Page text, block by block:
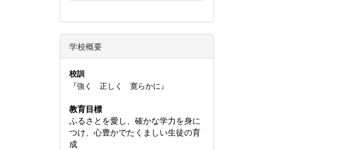
学校概要
校訓
『強く 正しく 寛らかに』
教育目標
ふるさとを愛し、確かな学力を身に
つけ、心豊かでたくましい生徒の育
成